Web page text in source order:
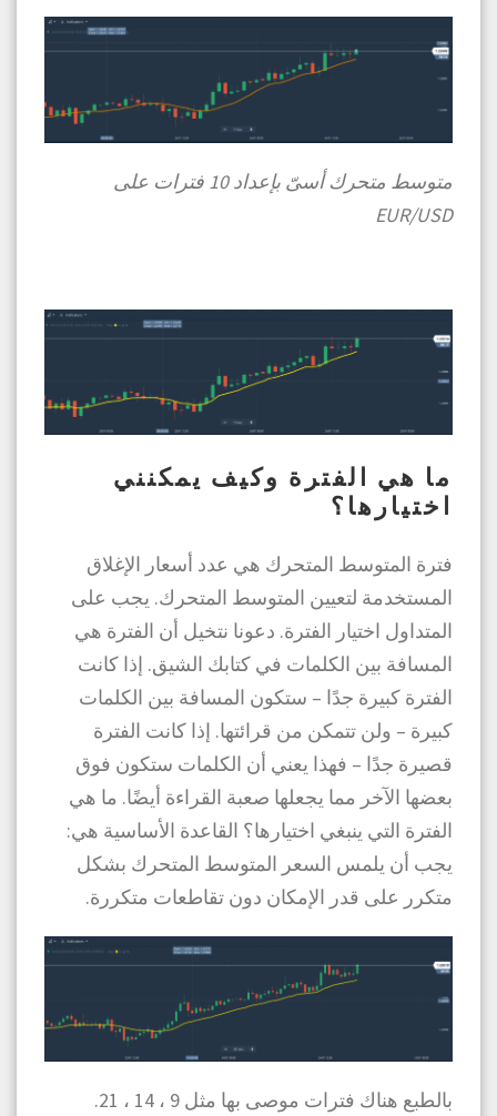
متوسط ​​متحرك أسىّ بإعداد 10 فترات على
EUR/USD
ما هي الفترة وكيف يمكنني
اختيارها؟
فترة المتوسط ​​المتحرك هي عدد أسعار الإغلاق
المستخدمة لتعيين المتوسط ​​المتحرك. يجب على
المتداول اختيار الفترة. دعونا نتخيل أن الفترة هي
المسافة بين الكلمات في كتابك الشيق. إذا كانت
الفترة كبيرة جدًا – ستكون المسافة بين الكلمات
كبيرة – ولن تتمكن من قرائتها. إذا كانت الفترة
قصيرة جدًا – فهذا يعني أن الكلمات ستكون فوق
بعضها الآخر مما يجعلها صعبة القراءة أيضًا. ما هي
الفترة التي ينبغي اختيارها؟ القاعدة الأساسية هي:
يجب أن يلمس السعر المتوسط ​​المتحرك بشكل
متكرر على قدر الإمكان دون تقاطعات متكررة.
بالطبع هناك فترات موصى بها مثل 9 ، 14 ، 21.